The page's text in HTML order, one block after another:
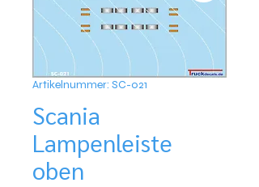
Artikelnummer: SC-021
Scania
Lampenleiste
oben